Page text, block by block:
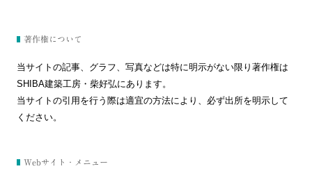
著作権について
当サイトの記事、グラフ、写真などは特に明示がない限り著作権は
SHIBA建築工房・柴好弘にあります。
当サイトの引用を行う際は適宜の方法により、必ず出所を明示して
ください。
Webサイト・メニュー